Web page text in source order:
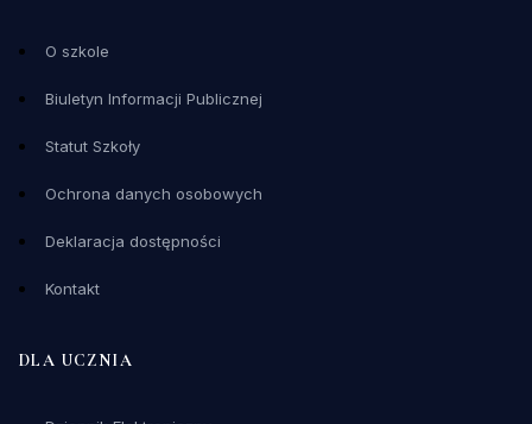
O szkole
Biuletyn Informacji Publicznej
Statut Szkoły
Ochrona danych osobowych
Deklaracja dostępności
Kontakt
DLA UCZNIA